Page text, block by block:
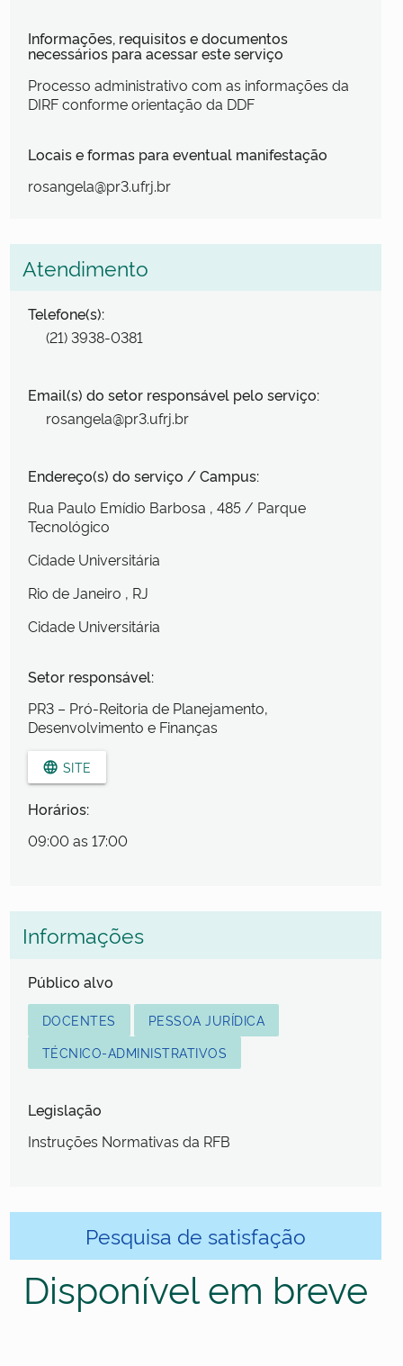
Informações, requisitos e documentos
necessários para acessar este serviço
Processo administrativo com as informações da
DIRF conforme orientação da DDF
Locais e formas para eventual manifestação
rosangela@pr3.ufrj.br
Atendimento
Telefone(s):
(21) 3938-0381
Email(s) do setor responsável pelo serviço:
rosangela@pr3.ufrj.br
Endereço(s) do serviço / Campus:
Rua Paulo Emídio Barbosa , 485 / Parque
Tecnológico
Cidade Universitária
Rio de Janeiro , RJ
Cidade Universitária
Setor responsável:
PR3 – Pró-Reitoria de Planejamento,
Desenvolvimento e Finanças
language SITE
Horários:
09:00 as 17:00
Informações
Público alvo
DOCENTES
PESSOA JURÍDICA
TÉCNICO-ADMINISTRATIVOS
Legislação
Instruções Normativas da RFB
Pesquisa de satisfação
Disponível em breve